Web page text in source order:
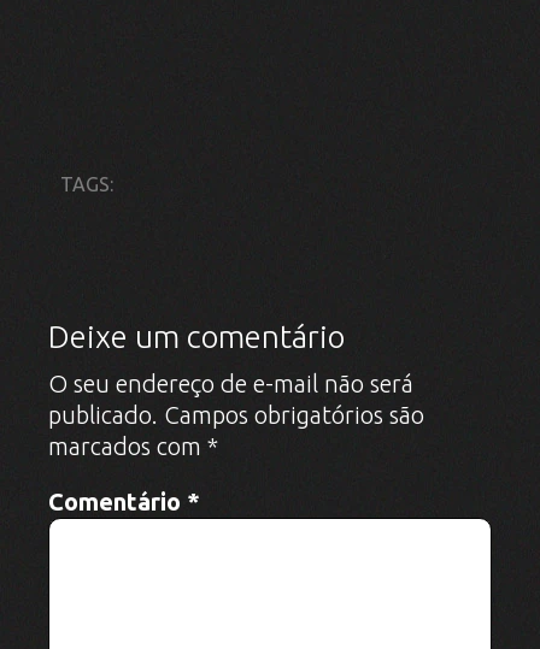
TAGS:
Deixe um comentário
O seu endereço de e-mail não será
publicado. Campos obrigatórios são
marcados com *
Comentário *